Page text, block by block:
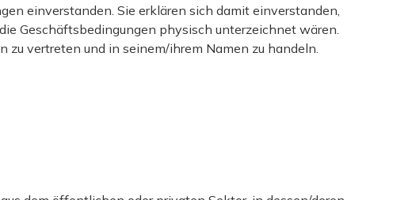
einverstanden. Sie erklären sich damit einverstanden,
Geschäftsbedingungen physisch unterzeichnet wären.